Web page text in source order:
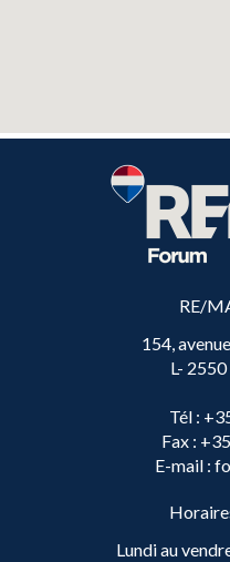
RE/
154,
L-
Tél:
Fax :
E-mail :
Lundi au